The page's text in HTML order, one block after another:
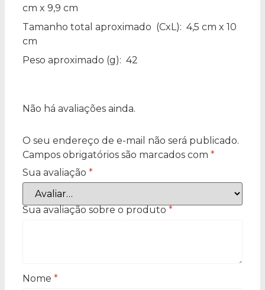
cm x 9,9 cm
Tamanho total aproximado (CxL): 4,5 cm x 10
cm
Peso aproximado (g): 42
Não há avaliações ainda.
O seu endereço de e-mail não será publicado.
Campos obrigatórios são marcados com *
Sua avaliação *
Sua avaliação sobre o produto *
Nome *